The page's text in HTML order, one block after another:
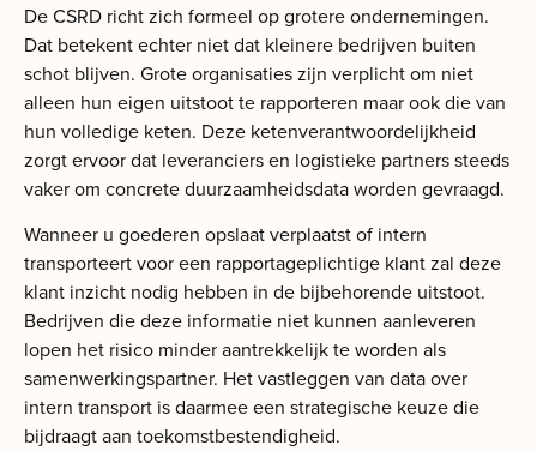
De CSRD richt zich formeel op grotere ondernemingen.
Dat betekent echter niet dat kleinere bedrijven buiten
schot blijven. Grote organisaties zijn verplicht om niet
alleen hun eigen uitstoot te rapporteren maar ook die van
hun volledige keten. Deze ketenverantwoordelijkheid
zorgt ervoor dat leveranciers en logistieke partners steeds
vaker om concrete duurzaamheidsdata worden gevraagd.
Wanneer u goederen opslaat verplaatst of intern
transporteert voor een rapportageplichtige klant zal deze
klant inzicht nodig hebben in de bijbehorende uitstoot.
Bedrijven die deze informatie niet kunnen aanleveren
lopen het risico minder aantrekkelijk te worden als
samenwerkingspartner. Het vastleggen van data over
intern transport is daarmee een strategische keuze die
bijdraagt aan toekomstbestendigheid.